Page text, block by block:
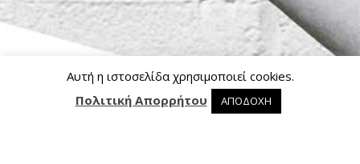
0 0 προϊόντα στο καλάθι
Αυτή η ιστοσελίδα χρησιμοποιεί cookies.
Πολιτική Απορρήτου
ΑΠΟΔΟΧΗ